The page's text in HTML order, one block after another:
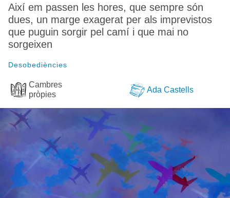
Així em passen les hores, que sempre són
dues, un marge exagerat per als imprevistos
que puguin sorgir pel camí i que mai no
sorgeixen
Desobediències
Cambres
pròpies
Ada Castells